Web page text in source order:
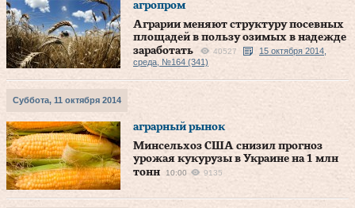
агропром
Аграрии меняют структуру посевных
площадей в пользу озимых в надежде
заработать
40527
15 октября 2014,
среда, №164 (341)
Суббота, 11 октября 2014
аграрный рынок
Минсельхоз США снизил прогноз
урожая кукурузы в Украине на 1 млн
тонн
10:00 9135